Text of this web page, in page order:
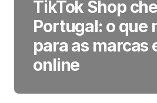
TikTok Shop
Portugal: o que
para as marcas
online